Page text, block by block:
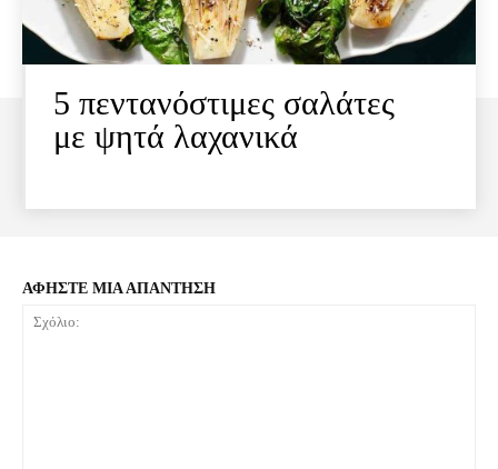
5 πεντανόστιμες σαλάτες
με ψητά λαχανικά
ΑΦΗΣΤΕ ΜΙΑ ΑΠΑΝΤΗΣΗ